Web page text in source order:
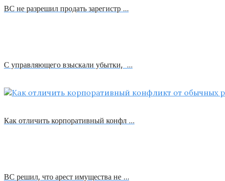
ВС не разрешил продать зарегистр …
С управляющего взыскали убытки, …
Как отличить корпоративный конфл …
ВС решил, что арест имущества не …